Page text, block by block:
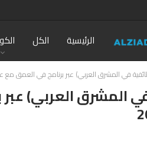
الرئيسية الكل
في المشرق العربي) عبر برنامج في العمق مع علي
المشرق العربي)